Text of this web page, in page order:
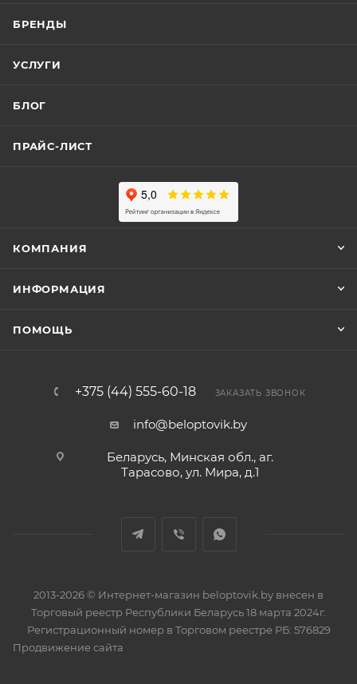
БРЕНДЫ
УСЛУГИ
БЛОГ
ПРАЙС-ЛИСТ
КОМПАНИЯ
ИНФОРМАЦИЯ
ПОМОЩЬ
+375 (44) 555-60-18 ЗАКАЗАТЬ ЗВОНОК
info@beloptovik.by
Беларусь, Минская обл., аг.
Тарасово, ул. Мира, д.1
2013-2026 © Интернет-магазин beloptovik.by внесен в
Торговый реестр Республики Беларусь 18 марта 2024г.
Регистрационный номер в Торговом реестре РБ: 576829
Продвижение сайта